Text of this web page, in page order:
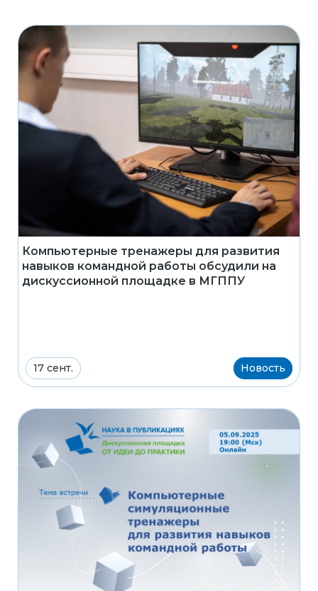
Компьютерные тренажеры для развития
навыков командной работы обсудили на
дискуссионной площадке в МГППУ
17 сент. Новость